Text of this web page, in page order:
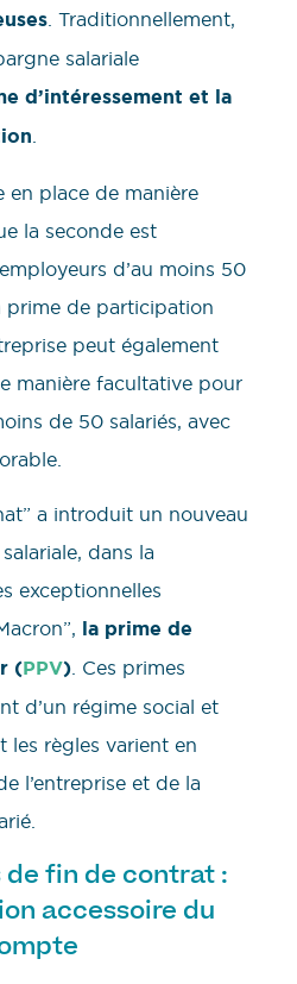
. Traditionnellement,
salariale
d’intéressement et la
.
en place de manière
la seconde est
d’au moins 50
prime de participation
peut également
manière facultative pour
de 50 salariés, avec
a introduit un nouveau
dans la
exceptionnelles
la prime de
(PPV) . Ces primes
d’un régime social et
les règles varient en
l’entreprise et de la
de fin de contrat :
accessoire du